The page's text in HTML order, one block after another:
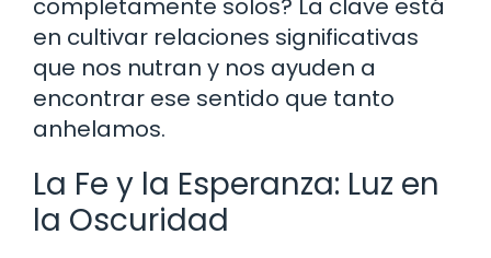
completamente solos? La clave está
en cultivar relaciones significativas
que nos nutran y nos ayuden a
encontrar ese sentido que tanto
anhelamos.
La Fe y la Esperanza: Luz en
la Oscuridad